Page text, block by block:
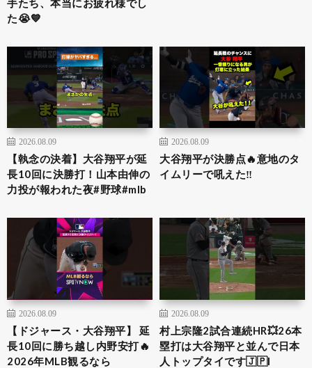
た😭💙
2026.08.09
【執念の決着】大谷翔平が延
長10回に決勝打！山本由伸の
力投が報われた夜#野球#mlb
2026.08.09
大谷翔平が決勝点🔥意地のタ
イムリーで吼えた‼️
2026.08.09
【ドジャース・大谷翔平】 延
長10回に勝ち越し内野安打🔥
2026年MLB観るなら
2026.08.09
村上宗隆2試合連続HR💥26本
塁打は大谷翔平と並んで日本
人トップタイです🇯🇵I